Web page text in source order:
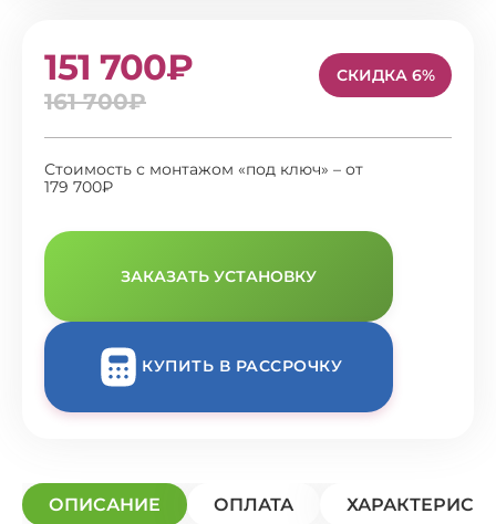
151 700₽
161 700₽
СКИДКА 6%
Стоимость с монтажом «под ключ» – от
179 700₽
ЗАКАЗАТЬ УСТАНОВКУ
КУПИТЬ В РАССРОЧКУ
ОПИСАНИЕ ОПЛАТА